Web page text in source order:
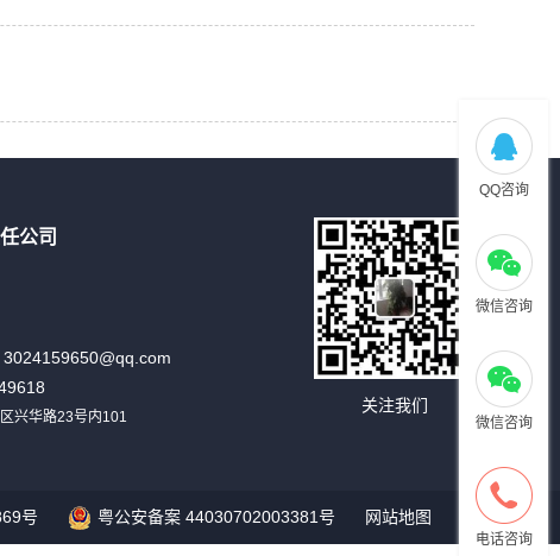
公司
兴华路23号内101
关注我们
号 粤公安备案 44030702003381号 网站地图
QQ咨询
微信咨询
微信咨询
电话咨询